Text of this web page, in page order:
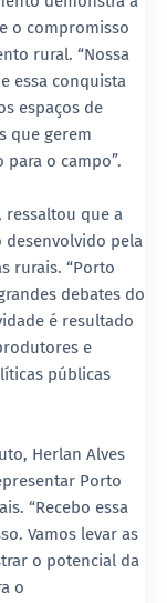
o compromisso
rural. “Nossa
essa conquista
espaços de
que gerem
o campo”.
ressaltou que a
pela
rurais. “Porto
debates do
é resultado
e
públicas
Herlan Alves
Porto
“Recebo essa
Vamos levar as
o potencial da
o